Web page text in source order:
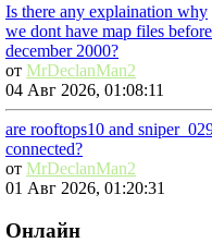
Is there any explaination why
we dont have map files before
december 2000?
от MrDeclanMan2
04 Авг 2026, 01:08:11
are rooftops10 and
connected?
от MrDeclanMan2
01 Авг 2026, 01:20:31
Онлайн